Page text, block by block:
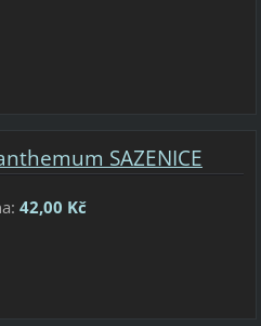
SAZENICE
42,00 Kč